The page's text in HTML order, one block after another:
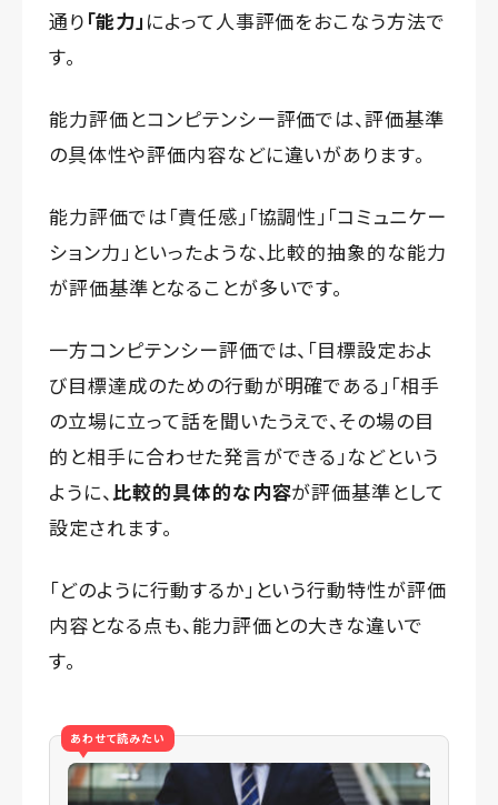
通り 「能力」 によって人事評価をおこなう方法で
す。
能力評価とコンピテンシー評価では、評価基準
の具体性や評価内容などに違いがあります。
能力評価では「責任感」「協調性」「コミュニケー
ション力」といったような、比較的抽象的な能力
が評価基準となることが多いです。
一方コンピテンシー評価では、「目標設定およ
び目標達成のための行動が明確である」「相手
の立場に立って話を聞いたうえで、その場の目
的と相手に合わせた発言ができる」などという
ように、 比較的具体的な内容が評価基準として
設定されます。
「どのように行動するか」という行動特性が評価
内容となる点も、能力評価との大きな違いで
す。
あわせて読みたい